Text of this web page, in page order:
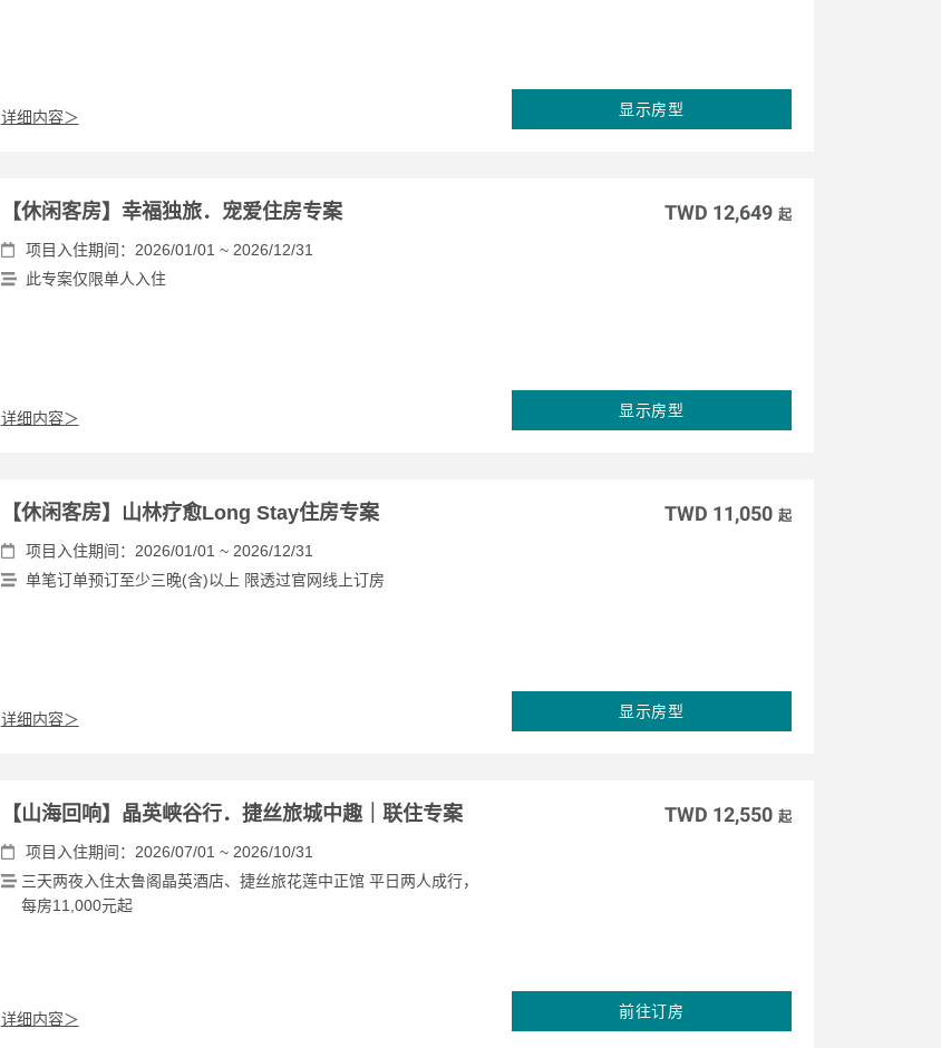
详细内容＞ 显示房型
【休闲客房】幸福独旅．宠爱住房专案
项目入住期间：2026/01/01 ~ 2026/12/31
此专案仅限单人入住
详细内容＞
TWD 12,649 起
显示房型
【休闲客房】山林疗愈Long Stay住房专案
项目入住期间：2026/01/01 ~ 2026/12/31
单笔订单预订至少三晚(含)以上 限透过官网线上订房
详细内容＞
TWD 11,050 起
显示房型
【山海回响】晶英峡谷行．捷丝旅城中趣｜联住专案
项目入住期间：2026/07/01 ~ 2026/10/31
三天两夜入住太鲁阁晶英酒店、捷丝旅花莲中正馆 平日两人成行，
每房11,000元起
详细内容＞
TWD 12,550 起
前往订房